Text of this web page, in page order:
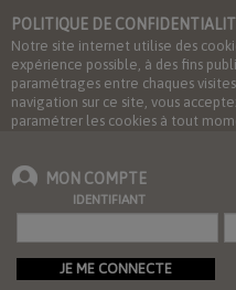
POLITIQUE DE
Notre site internet utilise des
expérience possible, à des fins
paramétrages entre chaques
navigation sur ce site, vous
paramétrer les cookies à tout
MON COMPTE
IDENTIFIANT
JE ME CONNECTE